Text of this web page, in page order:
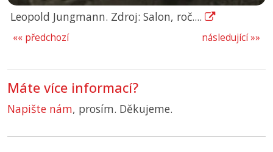
Leopold Jungmann. Zdroj: Salon, roč....
následující »»
«« předchozí
Máte více informací?
Napište nám, prosím. Děkujeme.